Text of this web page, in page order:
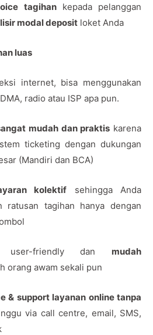
tagihankepada pelanggan
modal deposit loket Anda
luas
internet, bisa menggunakan
radio atau ISP apa pun.
mudah dan praktis karena
ticketing dengan dukungan
(Mandiri dan BCA)
kolektif sehingga Anda
ratusan tagihan hanya dengan
user-friendly dan mudah
orang awam sekali pun
& support layanan online tanpa
via call centre, email, SMS,